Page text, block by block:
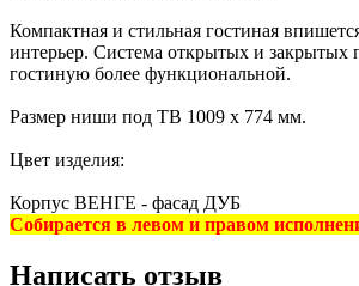
Компактная и стильная гостиная
интерьер. Система открытых и закрытых
гостиную более функциональной.
Размер ниши под ТВ 1009 х 774 мм.
Цвет изделия:
Корпус ВЕНГЕ - фасад ДУБ
Собирается в левом и правом
Написать отзыв